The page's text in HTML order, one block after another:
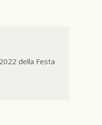
della Festa